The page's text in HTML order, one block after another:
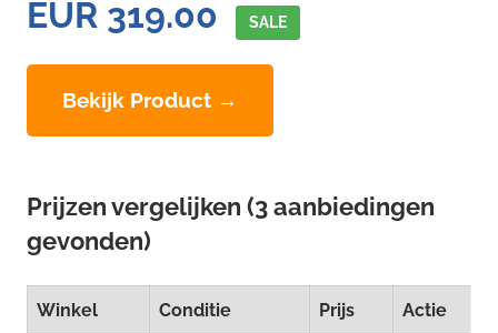
EUR 319.00 SALE
Bekijk Product →
Prijzen vergelijken (3 aanbiedingen
gevonden)
Winkel Conditie Prijs Actie